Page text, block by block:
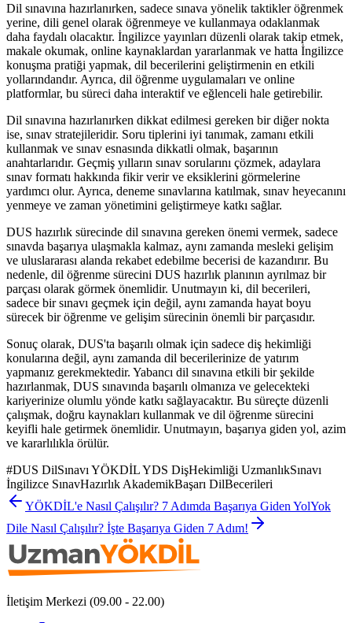
Dil sınavına hazırlanırken, sadece sınava yönelik taktikler öğrenmek
yerine, dili genel olarak öğrenmeye ve kullanmaya odaklanmak
daha faydalı olacaktır. İngilizce yayınları düzenli olarak takip etmek,
makale okumak, online kaynaklardan yararlanmak ve hatta İngilizce
konuşma pratiği yapmak, dil becerilerini geliştirmenin en etkili
yollarındandır. Ayrıca, dil öğrenme uygulamaları ve online
platformlar, bu süreci daha interaktif ve eğlenceli hale getirebilir.
Dil sınavına hazırlanırken dikkat edilmesi gereken bir diğer nokta
ise, sınav stratejileridir. Soru tiplerini iyi tanımak, zamanı etkili
kullanmak ve sınav esnasında dikkatli olmak, başarının
anahtarlarıdır. Geçmiş yılların sınav sorularını çözmek, adaylara
sınav formatı hakkında fikir verir ve eksiklerini görmelerine
yardımcı olur. Ayrıca, deneme sınavlarına katılmak, sınav heyecanını
yenmeye ve zaman yönetimini geliştirmeye katkı sağlar.
DUS hazırlık sürecinde dil sınavına gereken önemi vermek, sadece
sınavda başarıya ulaşmakla kalmaz, aynı zamanda mesleki gelişim
ve uluslararası alanda rekabet edebilme becerisi de kazandırır. Bu
nedenle, dil öğrenme sürecini DUS hazırlık planının ayrılmaz bir
parçası olarak görmek önemlidir. Unutmayın ki, dil becerileri,
sadece bir sınavı geçmek için değil, aynı zamanda hayat boyu
sürecek bir öğrenme ve gelişim sürecinin önemli bir parçasıdır.
Sonuç olarak, DUS'ta başarılı olmak için sadece diş hekimliği
konularına değil, aynı zamanda dil becerilerinize de yatırım
yapmanız gerekmektedir. Yabancı dil sınavına etkili bir şekilde
hazırlanmak, DUS sınavında başarılı olmanıza ve gelecekteki
kariyerinize olumlu yönde katkı sağlayacaktır. Bu süreçte düzenli
çalışmak, doğru kaynakları kullanmak ve dil öğrenme sürecini
keyifli hale getirmek önemlidir. Unutmayın, başarıya giden yol, azim
ve kararlılıkla örülür.
#DUS DilSınavı YÖKDİL YDS DişHekimliği UzmanlıkSınavı
İngilizce SınavHazırlık AkademikBaşarı DilBecerileri
YÖKDİL'e Nasıl Çalışılır? 7 Adımda Başarıya Giden YolYok
Dile Nasıl Çalışılır? İşte Başarıya Giden 7 Adım!
İletişim Merkezi (09.00 - 22.00)